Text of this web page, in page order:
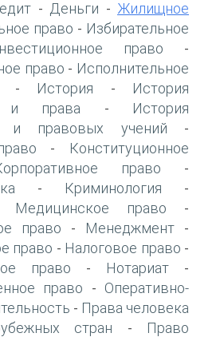
- Деньги - Жилищное
право - Избирательное
право -
право - Исполнительное
- История -
История
и права -
История
и правовых учений -
-
Конституционное
право -
- Криминология -
Медицинское право -
право - Менеджмент -
право - Налоговое право -
право - Нотариат -
право - Оперативно-
- Права человека
стран -
Право